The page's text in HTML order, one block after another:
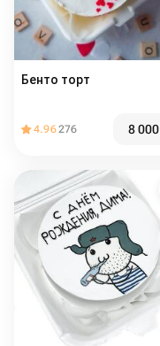
Бенто торт
4.96276 8 000